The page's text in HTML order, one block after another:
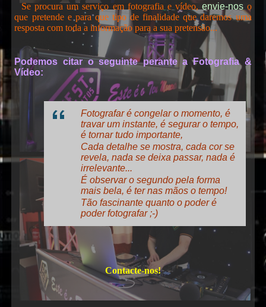
Karaoke
Se procura um serviço em fotografia e vídeo, envie-noso
que pretende e para que tipo de finalidade que daremos uma
resposta com toda a informação para a sua pretensão...
Podemos citar o seguinte perante a Fotografia &
Vídeo:
Fotografar é congelar o momento, é
travar um instante, é segurar o tempo,
é tornar tudo importante,
Cada detalhe se mostra, cada cor se
revela, nada se deixa passar, nada é
irrelevante...
É observar o segundo pela forma
mais bela, é ter nas mãos o tempo!
Tão fascinante quanto o poder é
poder fotografar ;-)
Contacte-nos!